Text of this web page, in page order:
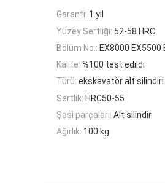
Garanti: 1 yıl
Yüzey Sertliği: 52-58 HRC
Bölüm No.: EX8000 EX5500
Kalite: %100 test edildi
Türü: ekskavatör alt silindiri
Sertlik: HRC50-55
Şasi parçaları: Alt silindir
Ağırlık: 100 kg